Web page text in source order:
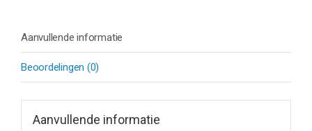
Aanvullende informatie
Beoordelingen (0)
Aanvullende informatie